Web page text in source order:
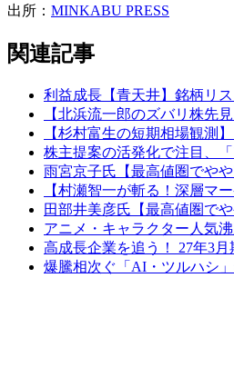
出所： MINKABU PRESS
関連記事
利益成長【青天井】銘柄リ
【北浜流一郎のズバリ株先
【杉村富生の短期相場観測
株主提案の活発化で注目、
雨宮京子氏【最高値圏でや
【村瀬智一が斬る！深層マ
田部井美彦氏【最高値圏で
アニメ・キャラクター人気
高成長企業を追う！ 27年3
爆騰相次ぐ「AI・ツルハシ